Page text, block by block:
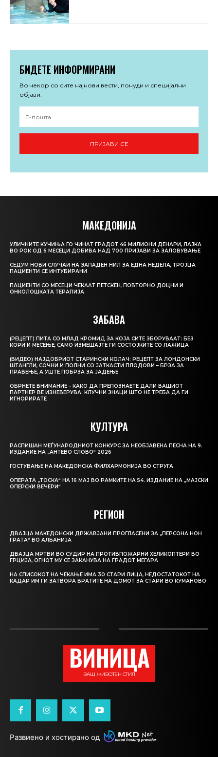
БИДЕТЕ ИНФОРМИРАНИ
Во чекор со сите најнови вести, понуди и специјални
објави.
ПРИЈАВИ СЕ
МАКЕДОНИЈА
УЛИЧНИТЕ КУЧИЊА ГО ЧИНАТ ГРАДОТ 46 МИЛИОНИ ДЕНАРИ, ЛАЈКА
ВО РОК ОД 6 МЕСЕЦИ ДОБИВА НАД 700 ПРИЈАВИ ЗА ЗАЛОВУВАЊЕ
СЕДУМ НОВИ СЛУЧАИ НА ЗАПАДЕН НИЛ ЗА ЕДНА НЕДЕЛА, ТРОЈЦА
ПАЦИЕНТИ СЕ ИНТУБИРАНИ
ПАЦИЕНТИ СО МЕСЕЦИ ЧЕКААТ ПЕТСКЕН, ПОВТОРНО ДОЦНИ И
ОНКОЛОШКАТА ТЕРАПИЈА
ЗАБАВА
(РЕЦЕПТ) ПИТА СО МЛАД КРОМИД ЗА КОЈА СИТЕ ЗБОРУВААТ: БЕЗ
КОРИ И МЕСЕЊЕ, САМО ИЗМЕШАЈТЕ ГИ СОСТОЈКИТЕ СО ЛАЖИЦА
(ВИДЕО) НАЈДОБРИОТ СТАРИНСКИ КОЛАЧ: РЕЦЕПТ ЗА ЛОНДОНСКИ
ШТАНГЛИ, СОЧНИ И ПОЛНИ СО ЈАТКАСТИ ПЛОДОВИ – БРЗА ЗА
ПРАВЕЊЕ, А УШТЕ ПОБРЗА ЗА ЈАДЕЊЕ
ОБРНЕТЕ ВНИМАНИЕ – КАКО ДА ПРЕПОЗНАЕТЕ ДАЛИ ВАШИОТ
ПАРТНЕР ВЕ ИЗНЕВЕРУВА: КЛУЧНИ ЗНАЦИ ШТО НЕ ТРЕБА ДА ГИ
ИГНОРИРАТЕ
КУЛТУРА
РАСПИШАН МЕЃУНАРОДНИОТ КОНКУРС ЗА НЕОБЈАВЕНА ПЕСНА НА 9.
ИЗДАНИЕ НА „АНТЕВО СЛОВО“ 2026
ГОСТУВАЊЕ НА МАКЕДОНСКА ФИЛХАРМОНИЈА ВО СТРУГА
ОПЕРАТА „ТОСКА“ НА 16 МАЈ ВО РАМКИТЕ НА 54. ИЗДАНИЕ НА „МАЈСКИ
ОПЕРСКИ ВЕЧЕРИ“
РЕГИОН
ДВАЈЦА МАКЕДОНСКИ ДРЖАВЈАНИ ПРОГЛАСЕНИ ЗА „ПЕРСОНА НОН
ГРАТА“ ВО АЛБАНИЈА
ДВАЈЦА МРТВИ ВО СУДИР НА ПРОТИВПОЖАРНИ ХЕЛИКОПТЕРИ ВО
ГРЦИЈА, ОГНОТ МУ СЕ ЗАКАНУВА НА ГРАДОТ МЕГАРА
НА СПИСОКОТ НА ЧЕКАЊЕ ИМА 30 СТАРИ ЛИЦА, НЕДОСТАТОКОТ НА
КАДАР ИМ ГИ ЗАТВОРА ВРАТИТЕ НА ДОМОТ ЗА СТАРИ ВО КУМАНОВО
ВИНИЦА
ВАШ ЖИВОТЕН СТИЛ
Развиено и хостирано од